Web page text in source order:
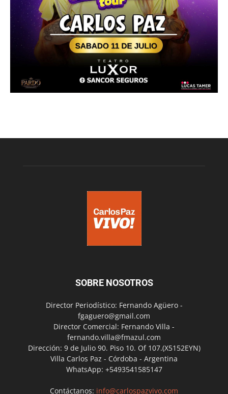
SOBRE NOSOTROS
Director Periodístico: Fernando Agüero -
fgaguero@gmail.com
Director Comercial: Fernando Villa -
fernando.villa@fmazul.com
Dirección: 9 de Julio 90. Piso 10. Of 107.(X5152EYN)
Villa Carlos Paz - Córdoba - Argentina
WhatsApp: +5493541585147
Contáctanos: info@carlospazvivo.com